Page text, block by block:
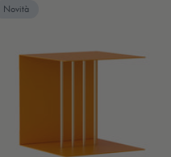
Novità